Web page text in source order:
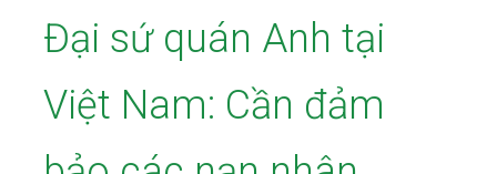
Đại sứ quán Anh tại
Việt Nam: Cần đảm